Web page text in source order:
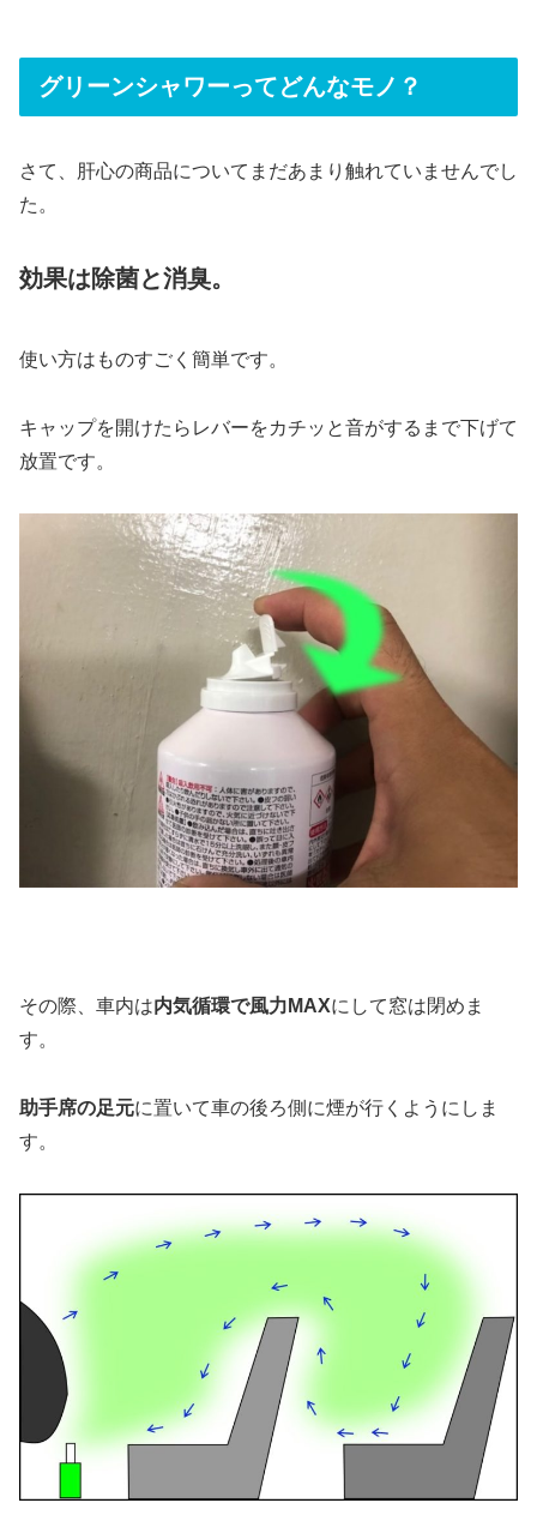
グリーンシャワーってどんなモノ？
さて、肝心の商品についてまだあまり触れていませんでし
た。
効果は除菌と消臭。
使い方はものすごく簡単です。
キャップを開けたらレバーをカチッと音がするまで下げて
放置です。
その際、車内は内気循環で風力MAXにして窓は閉めま
す。
助手席の足元に置いて車の後ろ側に煙が行くようにしま
す。